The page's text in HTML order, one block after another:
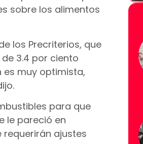
sobre los alimentos
los Precriterios, que
3.4 por ciento
es muy optimista,
para que
le pareció en
requerirán ajustes